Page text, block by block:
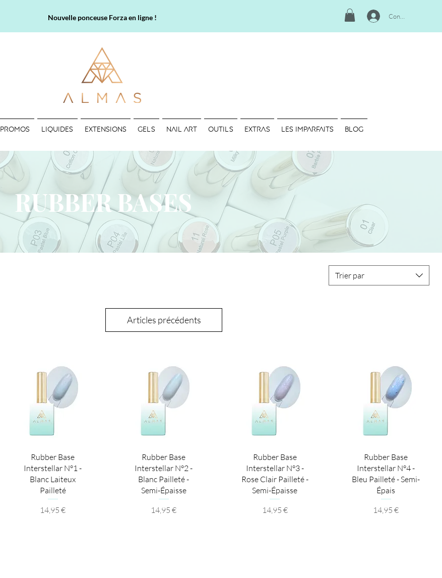
Nouvelle ponceuse Forza en ligne ! Connexion
PROMOS LIQUIDES EXTENSIONS GELS NAIL ART OUTILS EXTRAS LES IMPARFAITS Blog
RUBBER BASES
Trier par
Articles précédents
Aperçu rapide
Rubber Base
Interstellar N°1 -
Blanc Laiteux
Pailleté
Prix
14,95 €
Aperçu rapide
Rubber Base
Interstellar N°2 -
Blanc Pailleté -
Semi-Épaisse
Prix
14,95 €
Aperçu rapide
Rubber Base
Interstellar N°3 -
Rose Clair Pailleté -
Semi-Épaisse
Prix
14,95 €
Aperçu rapide
Rubber Base
Interstellar N°4 -
Bleu Pailleté - Semi-
Épais
Prix
14,95 €